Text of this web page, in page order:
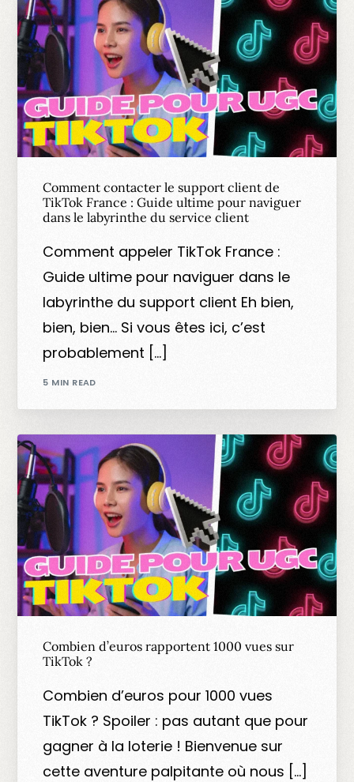
Comment contacter le support client de
TikTok France : Guide ultime pour naviguer
dans le labyrinthe du service client
Comment appeler TikTok France :
Guide ultime pour naviguer dans le
labyrinthe du support client Eh bien,
bien, bien… Si vous êtes ici, c’est
probablement […]
5 MIN READ
Combien d’euros rapportent 1000 vues sur
TikTok ?
Combien d’euros pour 1000 vues
TikTok ? Spoiler : pas autant que pour
gagner à la loterie ! Bienvenue sur
cette aventure palpitante où nous […]